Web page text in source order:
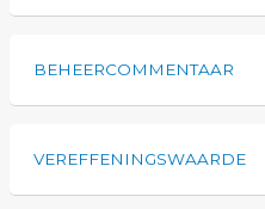
BEHEERCOMMENTAAR
VEREFFENINGSWAARDE